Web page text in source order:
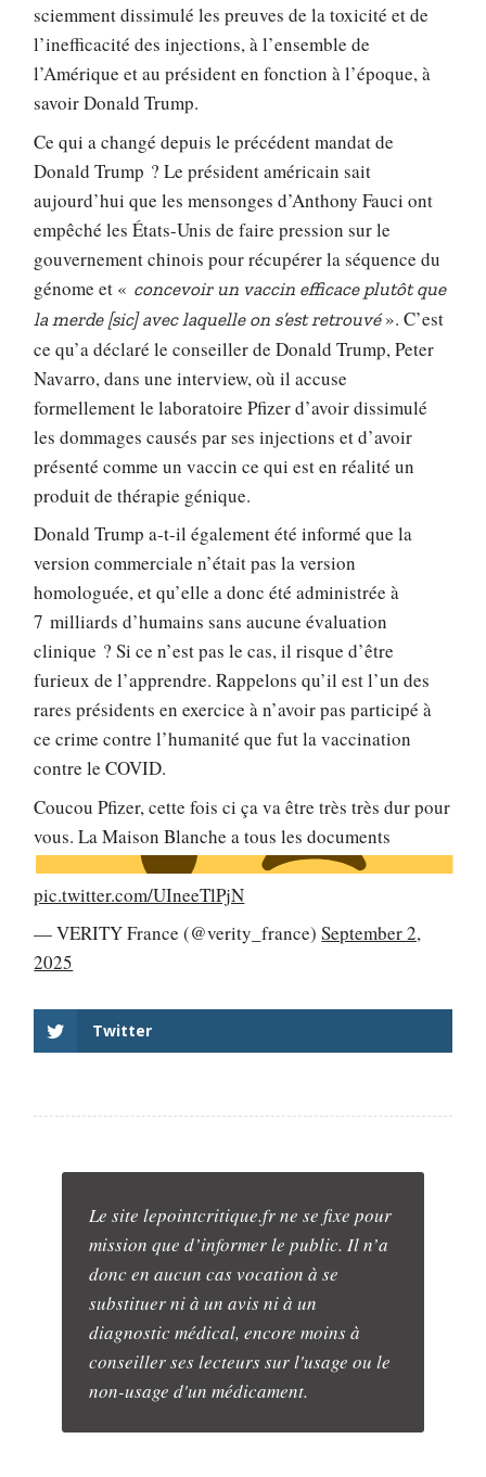
sciemment dissimulé les preuves de la toxicité et de
l’inefficacité des injections, à l’ensemble de
l’Amérique et au président en fonction à l’époque, à
savoir Donald Trump.
Ce qui a changé depuis le précédent mandat de
Donald Trump ? Le président américain sait
aujourd’hui que les mensonges d’Anthony Fauci ont
empêché les États-Unis de faire pression sur le
gouvernement chinois pour récupérer la séquence du
génome et « concevoir un vaccin efficace plutôt que
la merde [sic] avec laquelle on s’est retrouvé». C’est
ce qu’a déclaré le conseiller de Donald Trump, Peter
Navarro, dans une interview, où il accuse
formellement le laboratoire Pfizer d’avoir dissimulé
les dommages causés par ses injections et d’avoir
présenté comme un vaccin ce qui est en réalité un
produit de thérapie génique.
Donald Trump a-t-il également été informé que la
version commerciale n’était pas la version
homologuée, et qu’elle a donc été administrée à
7 milliards d’humains sans aucune évaluation
clinique ? Si ce n’est pas le cas, il risque d’être
furieux de l’apprendre. Rappelons qu’il est l’un des
rares présidents en exercice à n’avoir pas participé à
ce crime contre l’humanité que fut la vaccination
contre le COVID.
Coucou Pfizer, cette fois ci ça va être très très dur pour
vous. La Maison Blanche a tous les documents
pic.twitter.com/UIneeTlPjN
— VERITY France (@verity_france)September 2,
2025
Twitter
Le site lepointcritique.fr ne se fixe pour
mission que d’informer le public. Il n’a
donc en aucun cas vocation à se
substituer ni à un avis ni à un
diagnostic médical, encore moins à
conseiller ses lecteurs sur l'usage ou le
non-usage d'un médicament.